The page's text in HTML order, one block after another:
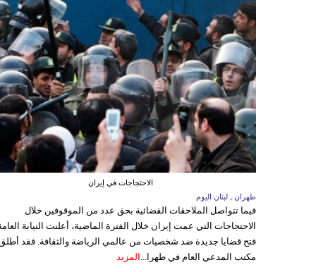
الاحتجاجات في إيران
طهران ـ لبنان اليوم
فيما تتواصل الملاحقات القضائية بحق عدد من الموقوفين خلال
الاحتجاجات التي عمت إيران خلال الفترة الماضية، أعلنت النيابة
فتح قضايا جديدة ضد شخصيات من عالمي الرياضة والثقافة. فقد
مكتب المدعي العام في طهرا... المزيد